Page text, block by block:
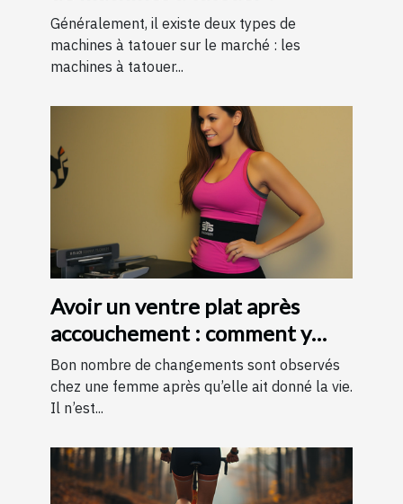
Généralement, il existe deux types de
machines à tatouer sur le marché : les
machines à tatouer...
Avoir un ventre plat après
accouchement : comment y
parvenir ?
Bon nombre de changements sont observés
chez une femme après qu’elle ait donné la vie.
Il n’est...